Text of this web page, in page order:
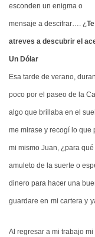
esconden un enigma o
mensaje a descifrar…. ¿Te
atreves a descubrir el
Un Dólar
Esa tarde de verano,
poco por el paseo de la
algo que brillaba en el
me mirase y recogí lo que
mi mismo Juan, ¿para
amuleto de la suerte o
dinero para hacer una
guardare en mi cartera y
Al regresar a mi trabajo